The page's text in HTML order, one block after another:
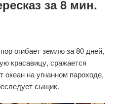
за 8 мин.
огибает землю за 80 дней,
красавицу, сражается
океан на угнанном пароходе,
сыщик.